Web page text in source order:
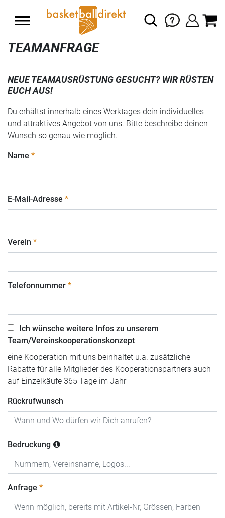
TEAMANFRAGE
NEUE TEAMAUSRÜSTUNG GESUCHT? WIR RÜSTEN
EUCH AUS!
Du erhältst innerhalb eines Werktages dein individuelles
und attraktives Angebot von uns. Bitte beschreibe deinen
Wunsch so genau wie möglich.
Name
E-Mail-Adresse
Verein
Telefonnummer
Ich wünsche weitere Infos zu unserem
Team/Vereinskooperationskonzept
eine Kooperation mit uns beinhaltet u.a. zusätzliche
Rabatte für alle Mitglieder des Kooperationspartners auch
auf Einzelkäufe 365 Tage im Jahr
Rückrufwunsch
Bedruckung
Anfrage